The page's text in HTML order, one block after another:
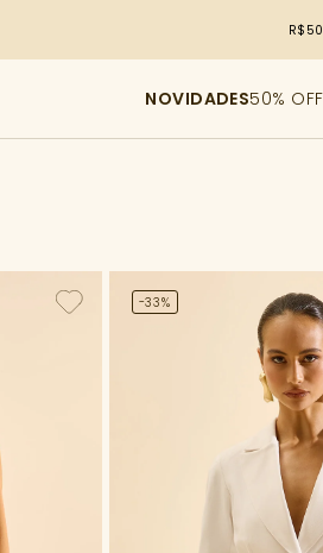
NOVIDADES50% OFF
Categoria
-33%